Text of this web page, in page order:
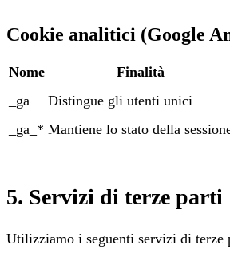
Cookie analitici (Google
Nome Finalità
_ga
Distingue gli utenti unici
_ga_* Mantiene lo stato della
5. Servizi di terze parti
Utilizziamo i seguenti servizi di terze